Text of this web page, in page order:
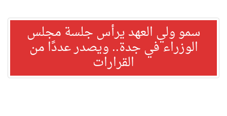
سمو ولي العهد يرأس جلسة مجلس
الوزراء في جدة.. ويصدر عددًا من
القرارات